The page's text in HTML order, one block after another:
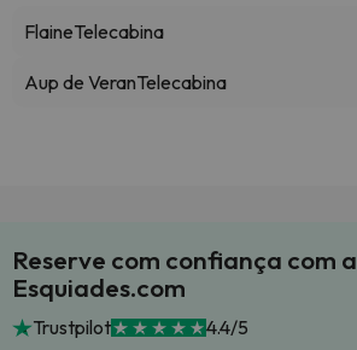
FlaineTelecabina
Aup de VeranTelecabina
Reserve com confiança com a
Esquiades.com
Trustpilot 4.4/5